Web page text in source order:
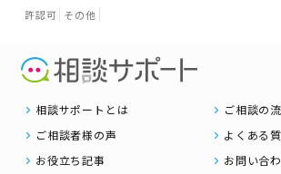
許認可 その他
相談サポートとは
ご相談の
ご相談者様の声
よくある
お役立ち記事
お問い合